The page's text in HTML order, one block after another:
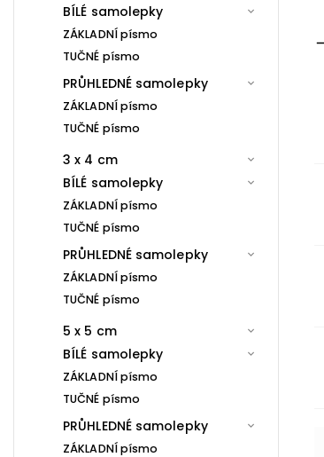
BÍLÉ samolepky
ZÁKLADNÍ písmo
TUČNÉ písmo
PRŮHLEDNÉ samolepky
ZÁKLADNÍ písmo
TUČNÉ písmo
3 x 4 cm
BÍLÉ samolepky
ZÁKLADNÍ písmo
TUČNÉ písmo
PRŮHLEDNÉ samolepky
ZÁKLADNÍ písmo
TUČNÉ písmo
5 x 5 cm
BÍLÉ samolepky
ZÁKLADNÍ písmo
TUČNÉ písmo
PRŮHLEDNÉ samolepky
ZÁKLADNÍ písmo